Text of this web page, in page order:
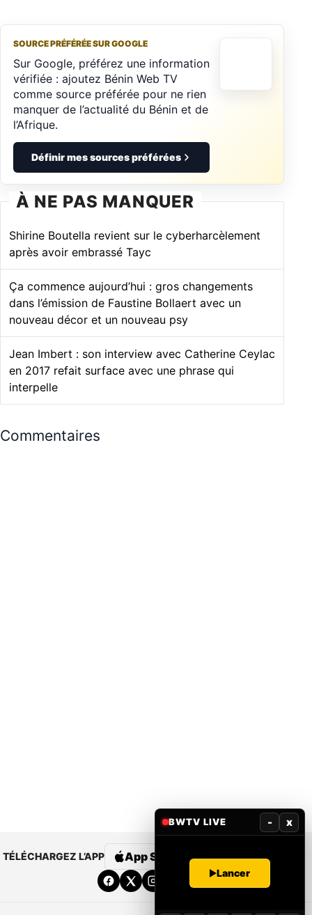
SOURCE PRÉFÉRÉE SUR GOOGLE
Sur Google, préférez une information
vérifiée : ajoutez Bénin Web TV
comme source préférée pour ne rien
manquer de l’actualité du Bénin et de
l’Afrique.
Définir mes sources préférées
À NE PAS MANQUER
Shirine Boutella revient sur le cyberharcèlement
après avoir embrassé Tayc
Ça commence aujourd’hui : gros changements
dans l’émission de Faustine Bollaert avec un
nouveau décor et un nouveau psy
Jean Imbert : son interview avec Catherine Ceylac
en 2017 refait surface avec une phrase qui
interpelle
Commentaires
TÉLÉCHARGEZ L’APP App Store Google Play
BWTV LIVE - x
Lancer